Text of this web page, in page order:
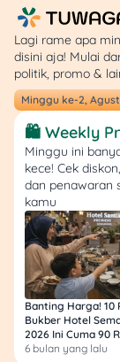
baru
tidak
dibayar.
Siapkan
kondisi
sakit,
keluarga,
usaha.
Simpan
email,
bayar,
Lagi rame apa
disini aja! Mulai
politik, promo &
Minggu ke-2,
🛍️ Weekly
Minggu ini
kece! Cek
dan penawaran
kamu
Banting Harga! 10
Bukber Hotel
2026 Ini Cuma 90
6 bulan yang lalu